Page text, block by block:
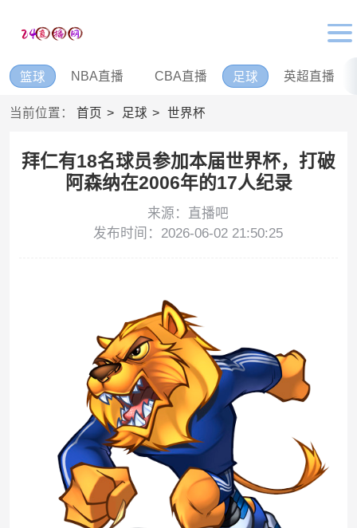
篮球 NBA直播 CBA直播 足球 英超直播
当前位置： 首页 足球 世界杯
拜仁有18名球员参加本届世界杯，打破
阿森纳在2006年的17人纪录
来源：直播吧
发布时间：2026-06-02 21:50:25